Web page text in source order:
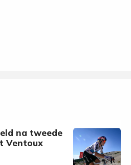
na tweede
Ventoux